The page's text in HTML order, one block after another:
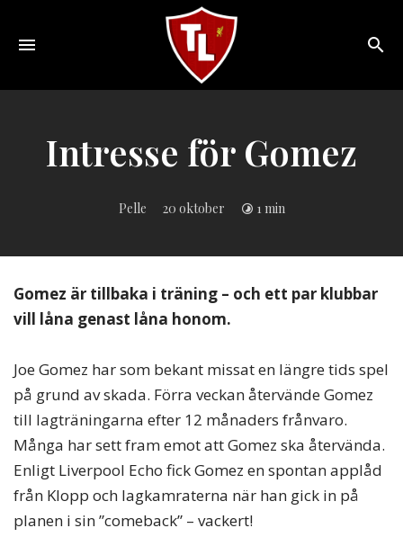
Sveriges
online
magazine!
Intresse för Gomez
Pelle 20 oktober 1 min
Gomez är tillbaka i träning – och ett par klubbar
vill låna genast låna honom.
Joe Gomez har som bekant missat en längre tids spel
på grund av skada. Förra veckan återvände Gomez
till lagträningarna efter 12 månaders frånvaro.
Många har sett fram emot att Gomez ska återvända.
Enligt Liverpool Echo fick Gomez en spontan applåd
från Klopp och lagkamraterna när han gick in på
planen i sin ”comeback” – vackert!